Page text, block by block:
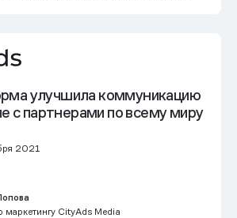
улучшила коммуникацию
с партнерами по всему миру
2021
маркетингу CityAds Media